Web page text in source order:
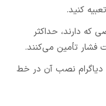
کنید.
که دارند، حداکثر
فشار تأمین می‌کنند.
دیاگرام نصب آن در خط